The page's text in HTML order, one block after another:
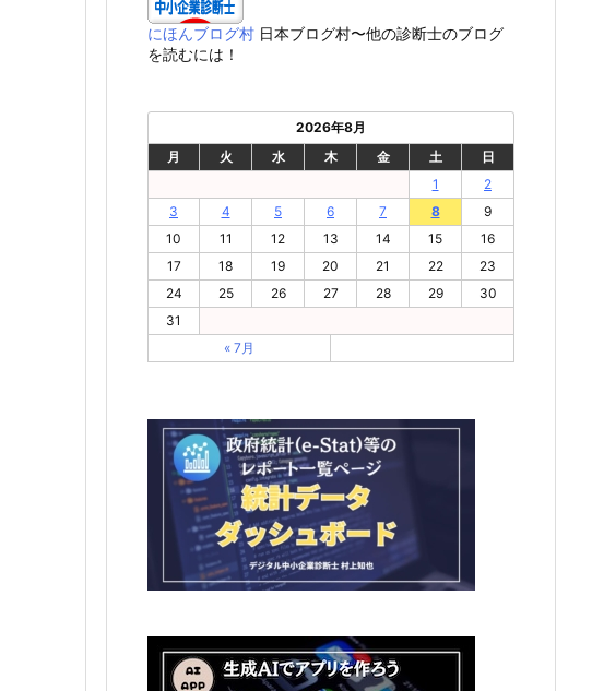
にほんブログ村 日本ブログ村〜他の診断士のブログ
を読むには！
2026年8月
月
火 水 木 金 土
日
1
2
3
4 5 6 7 8
9
10
11 12 13 14 15
16
17
18 19 20 21 22
23
24
25 26 27 28 29
30
31
« 7月